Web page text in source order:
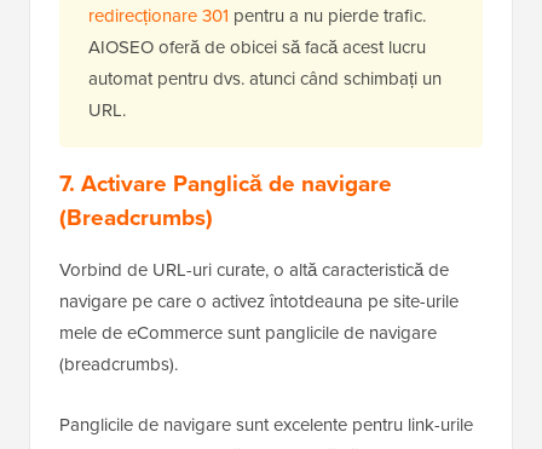
redirecționare 301 pentru a nu pierde trafic.
AIOSEO oferă de obicei să facă acest lucru
automat pentru dvs. atunci când schimbați un
URL.
7. Activare Panglică de navigare
(Breadcrumbs)
Vorbind de URL-uri curate, o altă caracteristică de
navigare pe care o activez întotdeauna pe site-urile
mele de eCommerce sunt panglicile de navigare
(breadcrumbs).
Panglicile de navigare sunt excelente pentru link-urile